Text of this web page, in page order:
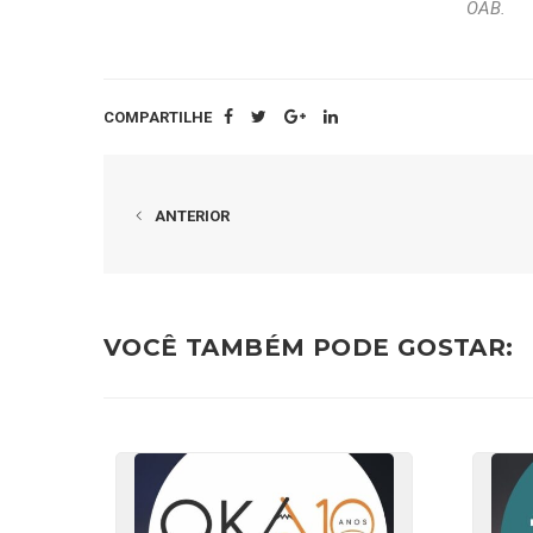
OAB.
COMPARTILHE
ANTERIOR
VOCÊ TAMBÉM PODE GOSTAR: